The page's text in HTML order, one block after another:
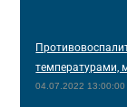
температурами,
04.07.2022 13:00:00